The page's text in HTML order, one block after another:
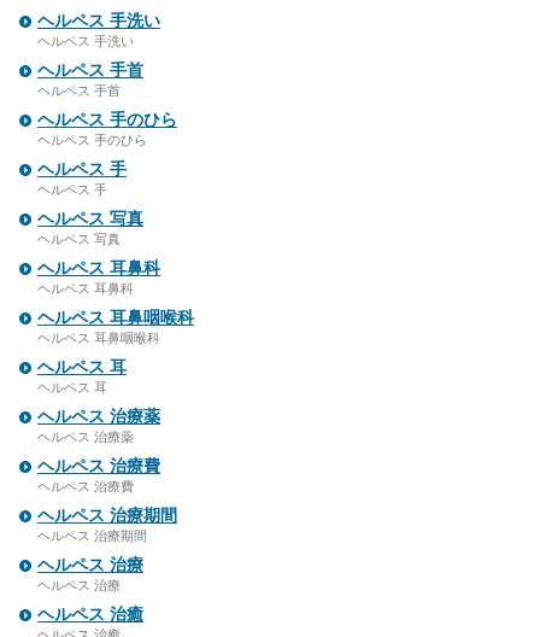
ヘルペス 手洗い
ヘルペス 手洗い
ヘルペス 手首
ヘルペス 手首
ヘルペス 手のひら
ヘルペス 手のひら
ヘルペス 手
ヘルペス 手
ヘルペス 写真
ヘルペス 写真
ヘルペス 耳鼻科
ヘルペス 耳鼻科
ヘルペス 耳鼻咽喉科
ヘルペス 耳鼻咽喉科
ヘルペス 耳
ヘルペス 耳
ヘルペス 治療薬
ヘルペス 治療薬
ヘルペス 治療費
ヘルペス 治療費
ヘルペス 治療期間
ヘルペス 治療期間
ヘルペス 治療
ヘルペス 治療
ヘルペス 治癒